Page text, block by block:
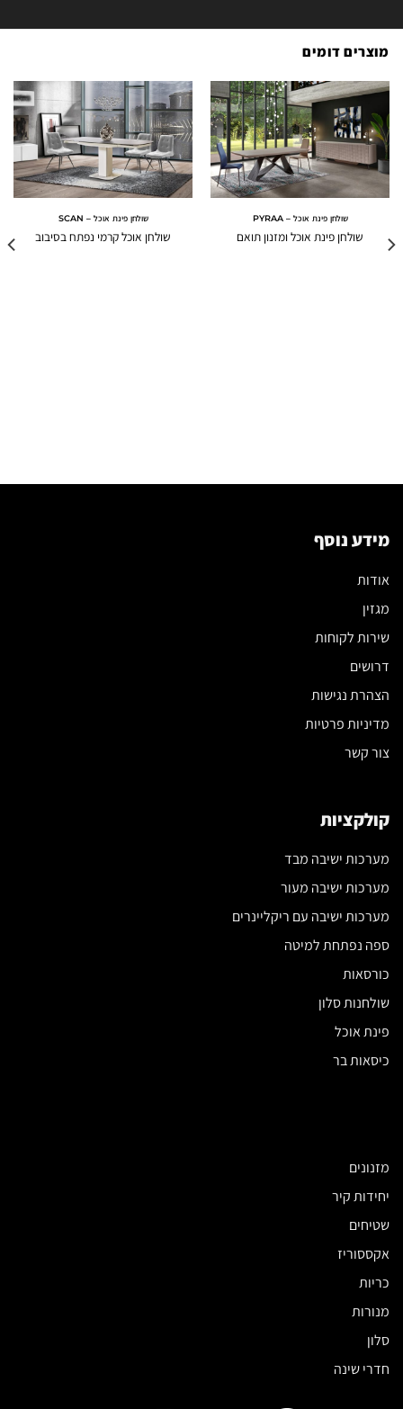
מוצרים דומים
שולחן פינת אוכל – PYRAA
שולחן פינת אוכל ומזנון תואם
שולחן פינת אוכל – SCAN
שולחן אוכל קרמי נפתח בסיבוב
מידע נוסף
אודות
מגזין
שירות לקוחות
דרושים
הצהרת נגישות
מדיניות פרטיות
צור קשר
קולקציות
מערכות ישיבה מבד
מערכות ישיבה מעור
מערכות ישיבה עם ריקליינרים
ספה נפתחת למיטה
כורסאות
שולחנות סלון
פינת אוכל
כיסאות בר
מזנונים
יחידות קיר
שטיחים
אקססוריז
כריות
מנורות
סלון
חדרי שינה